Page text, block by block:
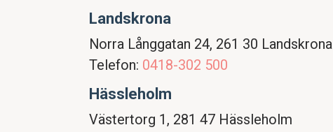
Landskrona
Norra Långgatan 24, 261 30 Landskrona
Telefon: 0418-302 500
Hässleholm
Västertorg 1, 281 47 Hässleholm